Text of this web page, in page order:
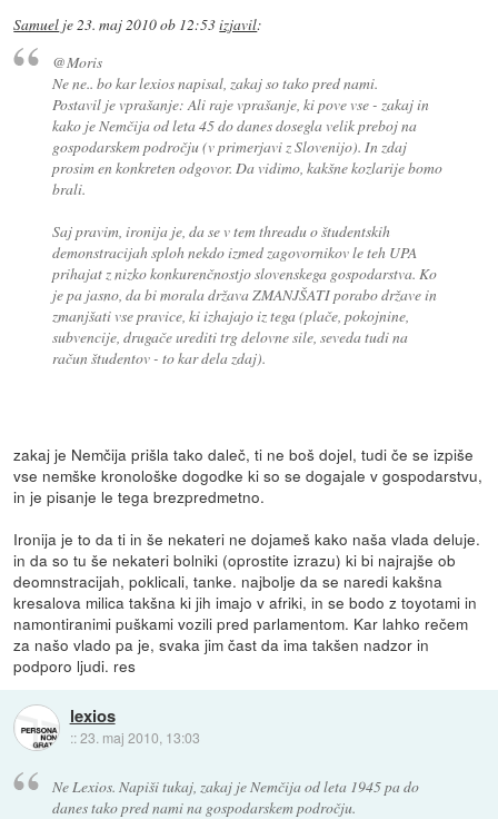
Samuel je23. maj 2010 ob 12:53izjavil:
@Moris
Ne ne.. bo kar lexios napisal, zakaj so tako pred nami.
Postavil je vprašanje: Ali raje vprašanje, ki pove vse - zakaj in
kako je Nemčija od leta 45 do danes dosegla velik preboj na
gospodarskem področju (v primerjavi z Slovenijo). In zdaj
prosim en konkreten odgovor. Da vidimo, kakšne kozlarije bomo
brali.
Saj pravim, ironija je, da se v tem threadu o študentskih
demonstracijah sploh nekdo izmed zagovornikov le teh UPA
prihajat z nizko konkurenčnostjo slovenskega gospodarstva. Ko
je pa jasno, da bi morala država ZMANJŠATI porabo države in
zmanjšati vse pravice, ki izhajajo iz tega (plače, pokojnine,
subvencije, drugače urediti trg delovne sile, seveda tudi na
račun študentov - to kar dela zdaj).
zakaj je Nemčija prišla tako daleč, ti ne boš dojel, tudi če se izpiše
vse nemške kronološke dogodke ki so se dogajale v gospodarstvu,
in je pisanje le tega brezpredmetno.
Ironija je to da ti in še nekateri ne dojameš kako naša vlada deluje.
in da so tu še nekateri bolniki (oprostite izrazu) ki bi najrajše ob
deomnstracijah, poklicali, tanke. najbolje da se naredi kakšna
kresalova milica takšna ki jih imajo v afriki, in se bodo z toyotami in
namontiranimi puškami vozili pred parlamentom. Kar lahko rečem
za našo vlado pa je, svaka jim čast da ima takšen nadzor in
podporo ljudi. res
lexios
::23. maj 2010, 13:03
Ne Lexios. Napiši tukaj, zakaj je Nemčija od leta 1945 pa do
danes tako pred nami na gospodarskem področju.